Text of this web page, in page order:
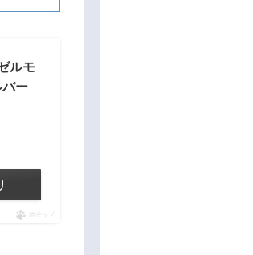
ルモ
ー
ポチップ